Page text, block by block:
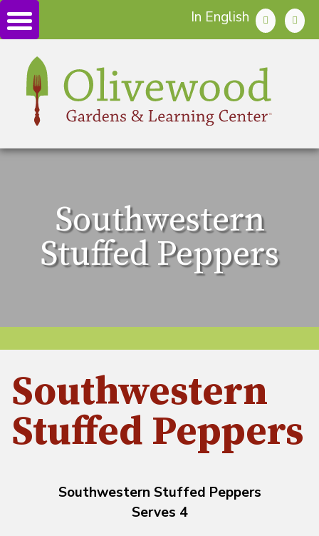
In English
Southwestern
Stuffed Peppers
Southwestern
Stuffed Peppers
Southwestern Stuffed Peppers
Serves 4